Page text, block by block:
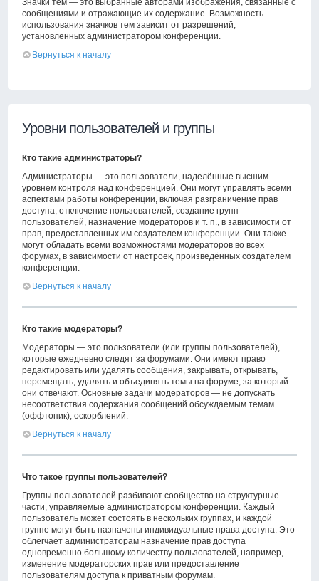
Значки тем — это выбранные авторами изображения, связанные с
сообщениями и отражающие их содержание. Возможность
использования значков тем зависит от разрешений,
установленных администратором конференции.
Вернуться к началу
Уровни пользователей и группы
Кто такие администраторы?
Администраторы — это пользователи, наделённые высшим
уровнем контроля над конференцией. Они могут управлять всеми
аспектами работы конференции, включая разграничение прав
доступа, отключение пользователей, создание групп
пользователей, назначение модераторов и т. п., в зависимости от
прав, предоставленных им создателем конференции. Они также
могут обладать всеми возможностями модераторов во всех
форумах, в зависимости от настроек, произведённых создателем
конференции.
Вернуться к началу
Кто такие модераторы?
Модераторы — это пользователи (или группы пользователей),
которые ежедневно следят за форумами. Они имеют право
редактировать или удалять сообщения, закрывать, открывать,
перемещать, удалять и объединять темы на форуме, за который
они отвечают. Основные задачи модераторов — не допускать
несоответствия содержания сообщений обсуждаемым темам
(оффтопик), оскорблений.
Вернуться к началу
Что такое группы пользователей?
Группы пользователей разбивают сообщество на структурные
части, управляемые администратором конференции. Каждый
пользователь может состоять в нескольких группах, и каждой
группе могут быть назначены индивидуальные права доступа. Это
облегчает администраторам назначение прав доступа
одновременно большому количеству пользователей, например,
изменение модераторских прав или предоставление
пользователям доступа к приватным форумам.